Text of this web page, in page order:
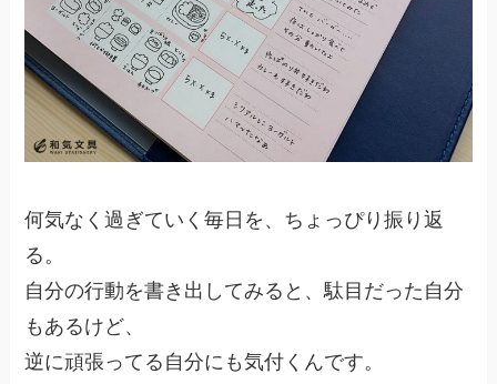
何気なく過ぎていく毎日を、ちょっぴり振り返
る。
自分の行動を書き出してみると、駄目だった自分
もあるけど、
逆に頑張ってる自分にも気付くんです。